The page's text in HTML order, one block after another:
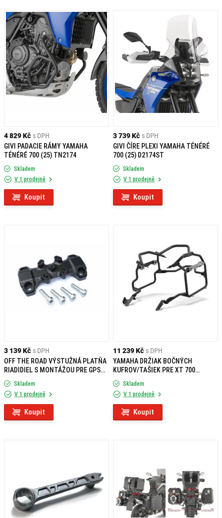
4 829 Kč s DPH
GIVI PADACIE RÁMY YAMAHA
TÉNÉRÉ 700 (25) TN2174
Skladem
V 1 prodejně
Koupit
3 739 Kč s DPH
GIVI ČÍRE PLEXI YAMAHA TÉNÉRÉ
700 (25) D2174ST
Skladem
V 1 prodejně
Koupit
3 139 Kč s DPH
OFF THE ROAD VÝSTUŽNÁ PLATŇA
RIADIDIEL S MONTÁŽOU PRE GPS
YAMAHA TÉNÉRÉ 700
Skladem
V 1 prodejně
Koupit
11 239 Kč s DPH
YAMAHA DRŽIAK BOČNÝCH
KUFROV/TAŠIEK PRE XT 700
TÉNÉRÉ (25-)
Skladem
V 1 prodejně
Koupit